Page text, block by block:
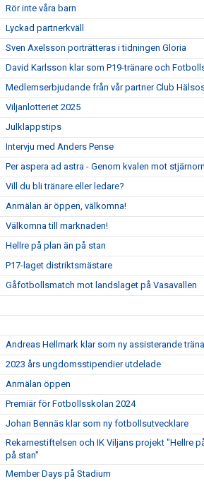
Rör inte våra barn
Lyckad partnerkväll
Sven Axelsson porträtteras i tidningen Gloria
David Karlsson klar som P19-tränare och
Medlemserbjudande från vår partner Club
Viljanlotteriet 2025
Julklappstips
Intervju med Anders Pense
Per aspera ad astra - Genom kvalen mot
Vill du bli tränare eller ledare?
Anmälan är öppen, välkomna!
Välkomna till marknaden!
Hellre på plan än på stan
P17-laget distriktsmästare
Gåfotbollsmatch mot landslaget på Vasavallen
Andreas Hellmark klar som ny assisterande
2023 års ungdomsstipendier utdelade
Anmälan öppen
Premiär för Fotbollsskolan 2024
Johan Bennäs klar som ny fotbollsutvecklare
Rekarnestiftelsen och IK Viljans projekt "Hellre
på stan"
Member Days på Stadium